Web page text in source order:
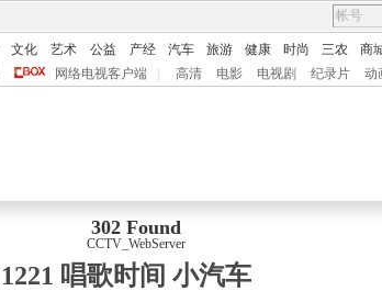
文化 艺术 公益 产经 汽车 旅游 健康 时尚 三农 商
网络电视客户端 高清 电影 电视剧 纪录片 动
302 Found
CCTV_WebServer
唱歌时间 小汽车